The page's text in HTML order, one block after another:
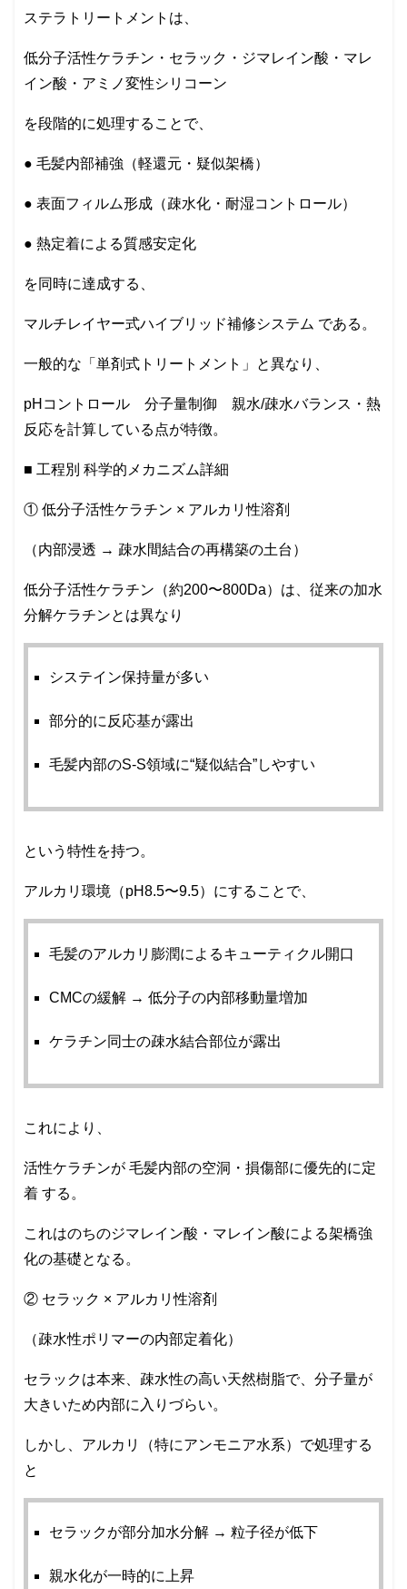
ステラトリートメントは、
低分子活性ケラチン・セラック・ジマレイン酸・マレ
イン酸・アミノ変性シリコーン
を段階的に処理することで、
● 毛髪内部補強（軽還元・疑似架橋）
● 表面フィルム形成（疎水化・耐湿コントロール）
● 熱定着による質感安定化
を同時に達成する、
マルチレイヤー式ハイブリッド補修システム である。
一般的な「単剤式トリートメント」と異なり、
pHコントロール 分子量制御 親水/疎水バランス・熱
反応を計算している点が特徴。
■ 工程別 科学的メカニズム詳細
① 低分子活性ケラチン × アルカリ性溶剤
（内部浸透 → 疎水間結合の再構築の土台）
低分子活性ケラチン（約200〜800Da）は、従来の加水
分解ケラチンとは異なり
システイン保持量が多い
部分的に反応基が露出
毛髪内部のS-S領域に“疑似結合”しやすい
という特性を持つ。
アルカリ環境（pH8.5〜9.5）にすることで、
毛髪のアルカリ膨潤によるキューティクル開口
CMCの緩解 → 低分子の内部移動量増加
ケラチン同士の疎水結合部位が露出
これにより、
活性ケラチンが 毛髪内部の空洞・損傷部に優先的に定
着 する。
これはのちのジマレイン酸・マレイン酸による架橋強
化の基礎となる。
② セラック × アルカリ性溶剤
（疎水性ポリマーの内部定着化）
セラックは本来、疎水性の高い天然樹脂で、分子量が
大きいため内部に入りづらい。
しかし、アルカリ（特にアンモニア水系）で処理する
と
セラックが部分加水分解 → 粒子径が低下
親水化が一時的に上昇